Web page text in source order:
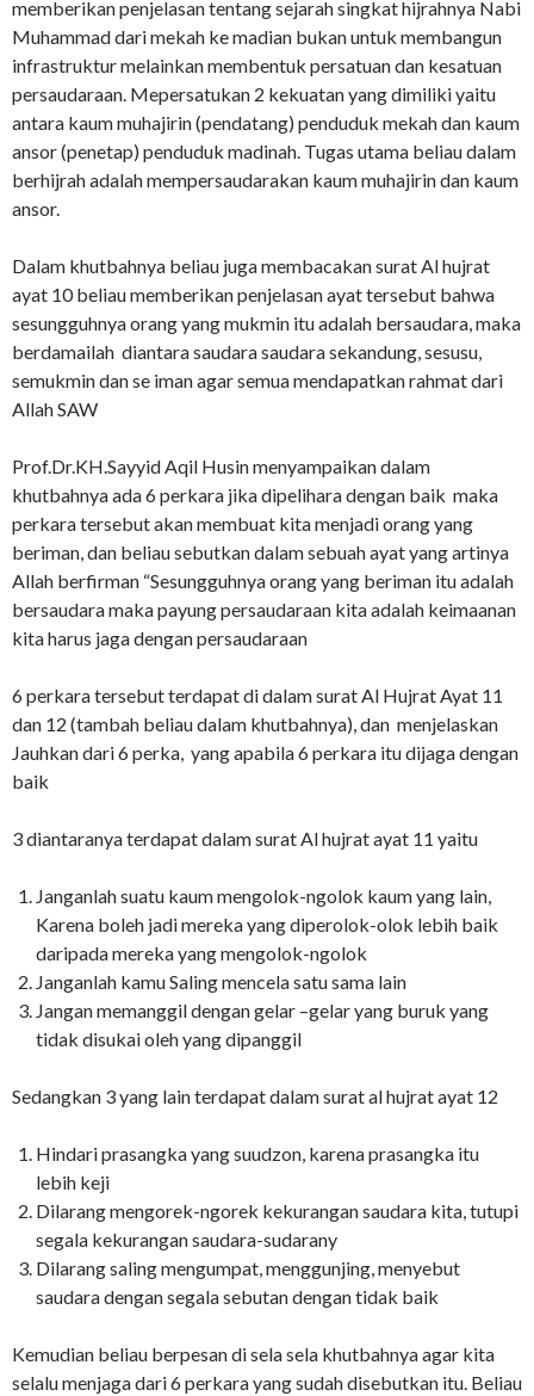
memberikan penjelasan tentang sejarah singkat hijrahnya Nabi
Muhammad dari mekah ke madian bukan untuk membangun
infrastruktur melainkan membentuk persatuan dan kesatuan
persaudaraan. Mepersatukan 2 kekuatan yang dimiliki yaitu
antara kaum muhajirin (pendatang) penduduk mekah dan kaum
ansor (penetap) penduduk madinah. Tugas utama beliau dalam
berhijrah adalah mempersaudarakan kaum muhajirin dan kaum
ansor.
Dalam khutbahnya beliau juga membacakan surat Al hujrat
ayat 10 beliau memberikan penjelasan ayat tersebut bahwa
sesungguhnya orang yang mukmin itu adalah bersaudara, maka
berdamailah diantara saudara saudara sekandung, sesusu,
semukmin dan se iman agar semua mendapatkan rahmat dari
Allah SAW
Prof.Dr.KH.Sayyid Aqil Husin menyampaikan dalam
khutbahnya ada 6 perkara jika dipelihara dengan baik maka
perkara tersebut akan membuat kita menjadi orang yang
beriman, dan beliau sebutkan dalam sebuah ayat yang artinya
Allah berfirman “Sesungguhnya orang yang beriman itu adalah
bersaudara maka payung persaudaraan kita adalah keimaanan
kita harus jaga dengan persaudaraan
6 perkara tersebut terdapat di dalam surat Al Hujrat Ayat 11
dan 12 (tambah beliau dalam khutbahnya), dan menjelaskan
Jauhkan dari 6 perka, yang apabila 6 perkara itu dijaga dengan
baik
3 diantaranya terdapat dalam surat Al hujrat ayat 11 yaitu
Janganlah suatu kaum mengolok-ngolok kaum yang lain,
Karena boleh jadi mereka yang diperolok-olok lebih baik
daripada mereka yang mengolok-ngolok
Janganlah kamu Saling mencela satu sama lain
Jangan memanggil dengan gelar –gelar yang buruk yang
tidak disukai oleh yang dipanggil
Sedangkan 3 yang lain terdapat dalam surat al hujrat ayat 12
Hindari prasangka yang suudzon, karena prasangka itu
lebih keji
Dilarang mengorek-ngorek kekurangan saudara kita, tutupi
segala kekurangan saudara-sudarany
Dilarang saling mengumpat, menggunjing, menyebut
saudara dengan segala sebutan dengan tidak baik
Kemudian beliau berpesan di sela sela khutbahnya agar kita
selalu menjaga dari 6 perkara yang sudah disebutkan itu. Beliau